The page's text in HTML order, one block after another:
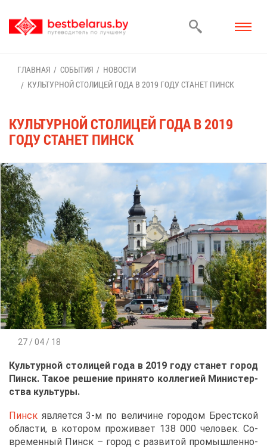
ГЛАВ­НАЯ СО­БЫ­ТИЯ
НО­ВО­СТИ
КУЛЬ­ТУР­НОЙ СТО­ЛИ­ЦЕЙ ГО­ДА В 2019 ГО­ДУ СТА­НЕТ ПИНСК
КУЛЬ­ТУР­НОЙ СТО­ЛИ­ЦЕЙ ГО­ДА В 2019
ГО­ДУ СТА­НЕТ ПИНСК
27 / 04 / 18
Куль­тур­ной сто­ли­цей го­да в 2019 го­ду ста­нет го­род
Пинск. Та­кое ре­ше­ние при­ня­то кол­ле­ги­ей Ми­ни­стер­
ства куль­ту­ры.
Пинск яв­ля­ет­ся 3-м по ве­ли­чине го­ро­дом Брест­ской
об­ла­сти, в ко­то­ром про­жи­ва­ет 138 000 че­ло­век. Со­
вре­мен­ный Пинск – го­род с раз­ви­той про­мыш­лен­но­